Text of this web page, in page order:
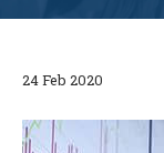
24 Feb 2020